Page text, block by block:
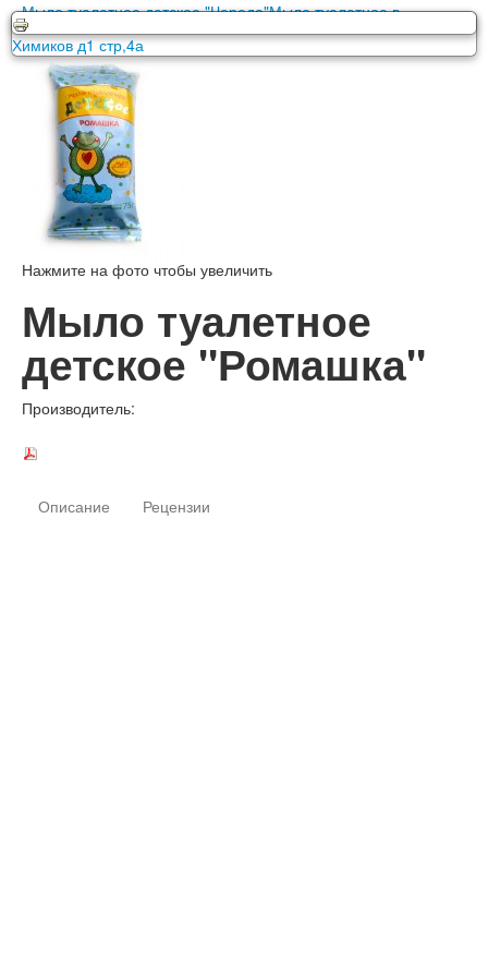
Мыло туалетное детское "Череда"Мыло туалетное в
упаковке
Нажмите на фото чтобы увеличить
Мыло туалетное
детское "Ромашка"
Производитель:
ООО Московский Мыловаренный Завод г. Серпухов ул.
Химиков д1 стр,4а
Описание Рецензии